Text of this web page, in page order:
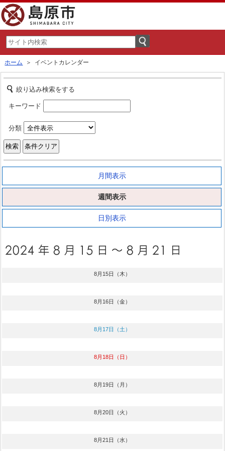
ホーム ＞ イベントカレンダー
絞り込み検索をする
キーワード
分類
月間表示
週間表示
日別表示
8月15日（木）
8月16日（金）
8月17日（土）
8月18日（日）
8月19日（月）
8月20日（火）
8月21日（水）